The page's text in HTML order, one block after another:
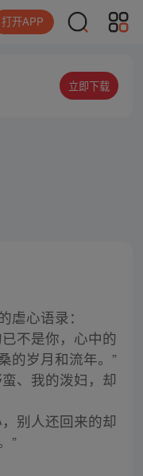
打开APP
立即下载
虐心语录：
不是你，心中的
的岁月和流年。”
、我的泼妇，却
别人还回来的却
”